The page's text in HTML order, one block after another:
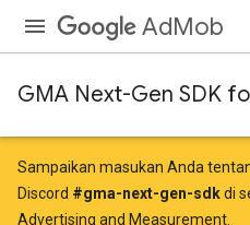
AdMob
GMA Next-Gen SDK
Sampaikan masukan Anda
Discord #gma-next-gen-sdkdi
Advertising and Measurement.